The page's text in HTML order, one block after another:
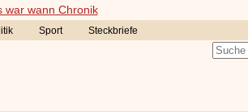
Sport Steckbriefe